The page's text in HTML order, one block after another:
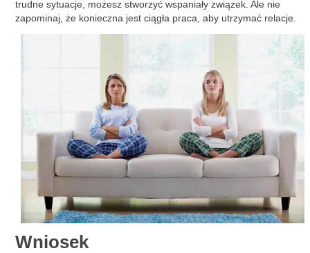
trudne sytuacje, możesz stworzyć wspaniały związek. Ale nie
zapominaj, że konieczna jest ciągła praca, aby utrzymać relacje.
Wniosek